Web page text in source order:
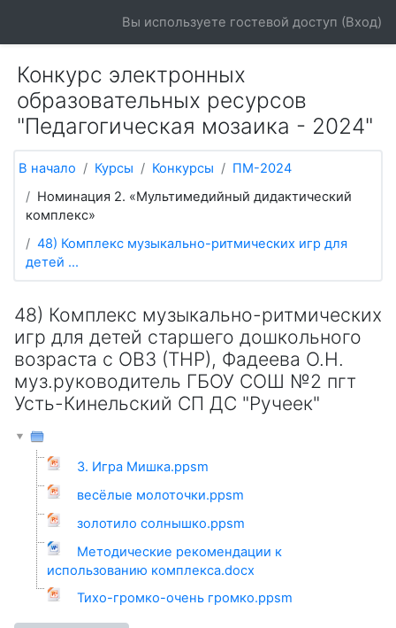
Вы используете гостевой доступ (Вход)
Конкурс электронных
образовательных ресурсов
"Педагогическая мозаика - 2024"
В начало Курсы Конкурсы
ПМ-2024
Номинация 2. «Мультимедийный дидактический
комплекс»
48) Комплекс музыкально-ритмических игр для
детей ...
48) Комплекс музыкально-ритмических
игр для детей старшего дошкольного
возраста с ОВЗ (ТНР), Фадеева О.Н.
муз.руководитель ГБОУ СОШ №2 пгт
Усть-Кинельский СП ДС "Ручеек"
3. Игра Мишка.ppsm
весёлые молоточки.ppsm
золотило солнышко.ppsm
Методические рекомендации к
использованию комплекса.docx
Тихо-громко-очень громко.ppsm